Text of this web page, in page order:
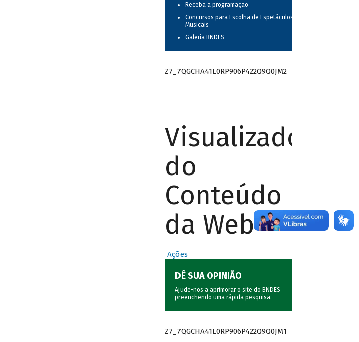
Receba a programação
Concursos para Escolha de Espetáculos
Musicais
Galeria BNDES
Z7_7QGCHA41L0RP906P422Q9Q0JM2
Visualizador
do
Conteúdo
da Web
Ações
DÊ SUA OPINIÃO
Ajude-nos a aprimorar o site do BNDES
preenchendo uma rápida pesquisa.
Z7_7QGCHA41L0RP906P422Q9Q0JM1